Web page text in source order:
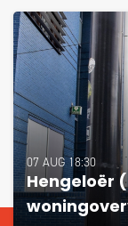
07 AUG 18:30
Hengeloër